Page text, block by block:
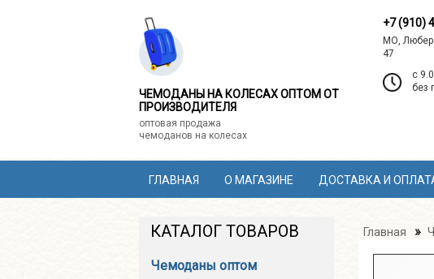
ЧЕМОДАНЫ НА КОЛЕСАХ ОПТОМ ОТ
ПРОИЗВОДИТЕЛЯ
оптовая продажа
чемоданов на колесах
+7 (910)
МО,
47
c
без
ГЛАВНАЯ О МАГАЗИНЕ ДОСТАВКА И
КАТАЛОГ ТОВАРОВ
Чемоданы оптом
Главная »